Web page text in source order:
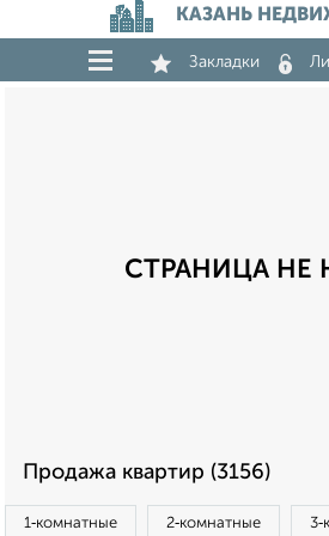
КАЗАНЬ
Закладки
СТРАНИЦА НЕ
Продажа квартир (3156)
1‑комнатные 2‑комнатные